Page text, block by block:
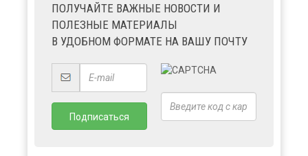
ПОЛУЧАЙТЕ ВАЖНЫЕ НОВОСТИ И
ПОЛЕЗНЫЕ МАТЕРИАЛЫ
В УДОБНОМ ФОРМАТЕ НА ВАШУ ПОЧТУ